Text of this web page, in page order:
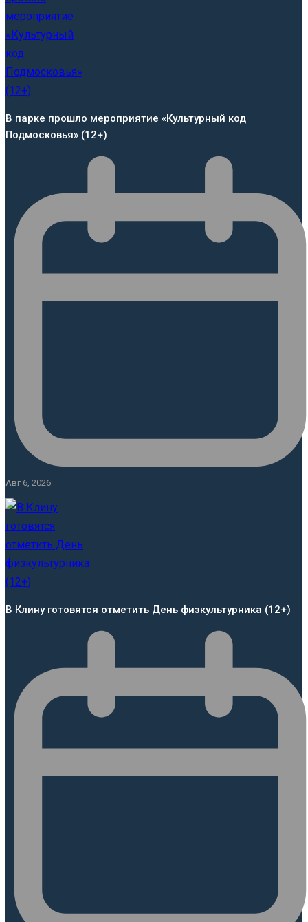
В парке прошло мероприятие «Культурный код
Подмосковья» (12+)
Авг 6, 2026
В Клину готовятся отметить День физкультурника (12+)